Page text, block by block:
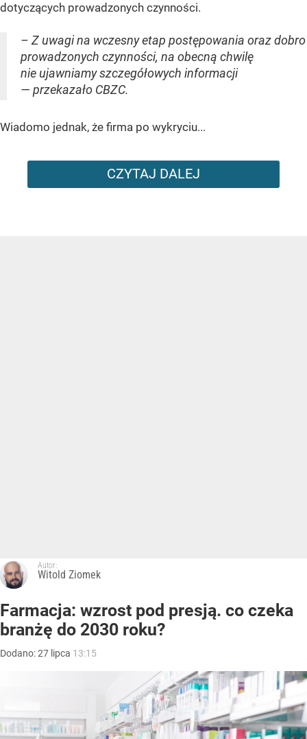
dotyczących prowadzonych czynności.
– Z uwagi na wczesny etap postępowania oraz dobro
prowadzonych czynności, na obecną chwilę
nie ujawniamy szczegółowych informacji
— przekazało CBZC.
Wiadomo jednak, że firma po wykryciu...
CZYTAJ DALEJ
Autor:
Witold Ziomek
Farmacja: wzrost pod presją. co czeka
branżę do 2030 roku?
Dodano:27 lipca 13:15